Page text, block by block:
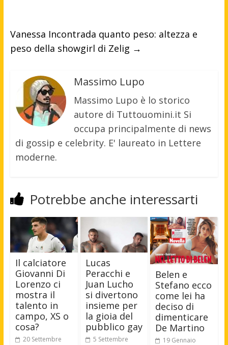
Vanessa Incontrada quanto peso: altezza e
peso della showgirl di Zelig →
Massimo Lupo
Massimo Lupo è lo storico
autore di Tuttouomini.it Si
occupa principalmente di news
di gossip e celebrity. E' laureato in Lettere
moderne.
Potrebbe anche interessarti
Il calciatore
Giovanni Di
Lorenzo ci
mostra il
talento in
campo, XS o
cosa?
20 Settembre
Lucas
Peracchi e
Juan Lucho
si divertono
insieme per
la gioia del
pubblico gay
5 Settembre
Belen e
Stefano ecco
come lei ha
deciso di
dimenticare
De Martino
19 Gennaio